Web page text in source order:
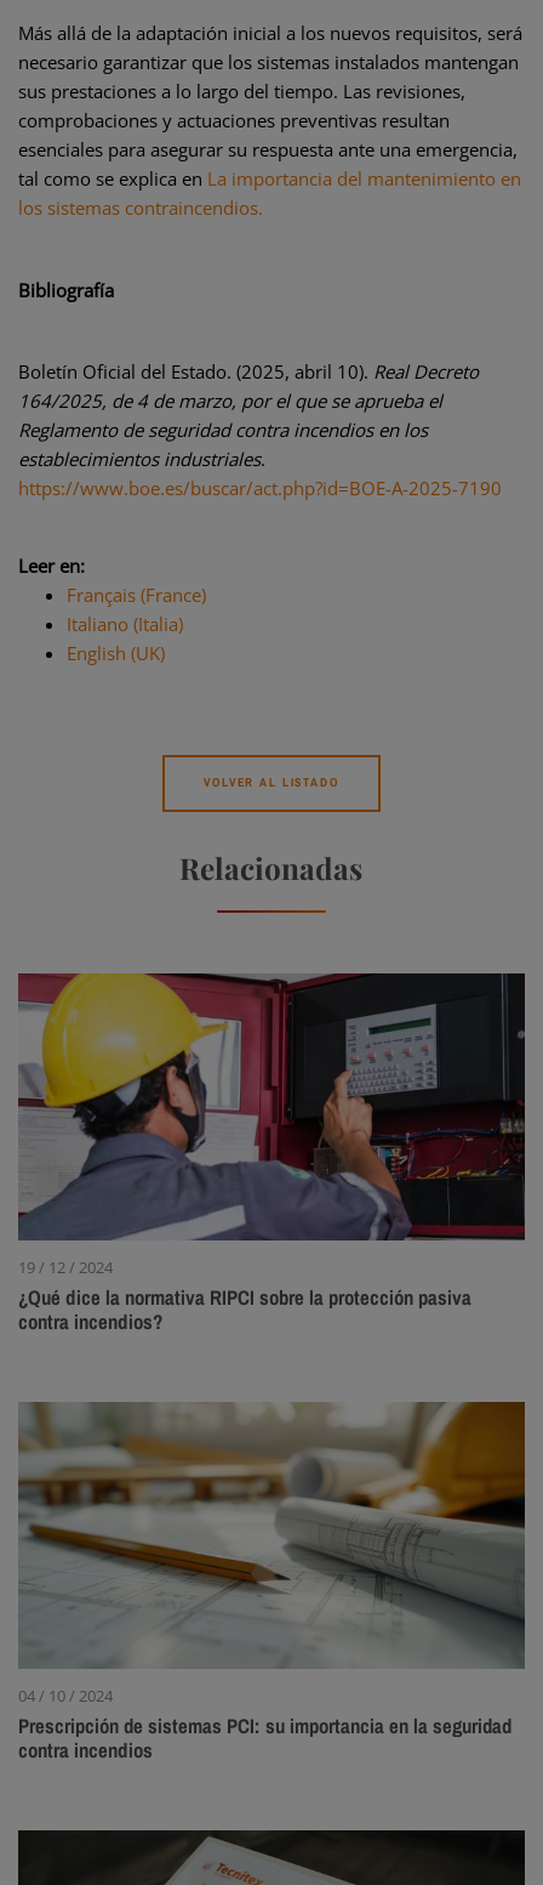
Más allá de la adaptación inicial a los nuevos requisitos, será
necesario garantizar que los sistemas instalados mantengan
sus prestaciones a lo largo del tiempo. Las revisiones,
comprobaciones y actuaciones preventivas resultan
esenciales para asegurar su respuesta ante una emergencia,
tal como se explica en La importancia del mantenimiento en
los sistemas contraincendios.
Bibliografía
Boletín Oficial del Estado. (2025, abril 10). Real Decreto
164/2025, de 4 de marzo, por el que se aprueba el
Reglamento de seguridad contra incendios en los
establecimientos industriales.
https://www.boe.es/buscar/act.php?id=BOE-A-2025-7190
Leer en:
Français (France)
Italiano (Italia)
English (UK)
VOLVER AL LISTADO
Relacionadas
19 / 12 / 2024
¿Qué dice la normativa RIPCI sobre la protección pasiva
contra incendios?
04 / 10 / 2024
Prescripción de sistemas PCI: su importancia en la seguridad
contra incendios